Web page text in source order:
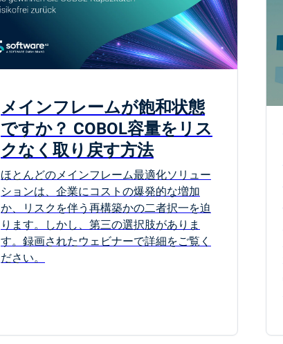
メインフレームが飽和状態
ですか？ COBOL容量をリス
クなく取り戻す方法
ほとんどのメインフレーム最適化ソリュー
ションは、企業にコストの爆発的な増加
か、リスクを伴う再構築かの二者択一を迫
ります。しかし、第三の選択肢がありま
す。録画されたウェビナーで詳細をご覧く
ださい。